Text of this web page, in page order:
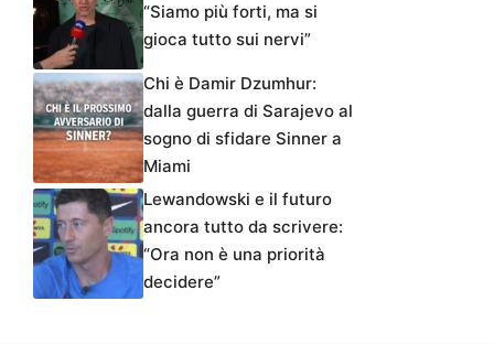
“Siamo più forti, ma si
gioca tutto sui nervi”
Chi è Damir Dzumhur:
dalla guerra di Sarajevo al
sogno di sfidare Sinner a
Miami
Lewandowski e il futuro
ancora tutto da scrivere:
“Ora non è una priorità
decidere”